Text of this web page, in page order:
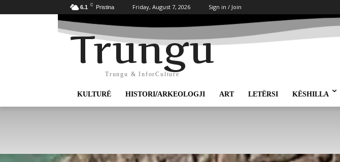
6.1 C Pristina Friday, August 7, 2026 Sign in / Join
Trungu
Trungu & InforCulture
KULTURË HISTORI/ARKEOLOGJI ART LETËRSI KËSHILLA